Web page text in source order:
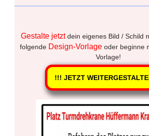
Gestalte jetztdein eigenes Bild / Schild
folgende Design-Vorlage oder beginne
Vorlage!
!!! JETZT